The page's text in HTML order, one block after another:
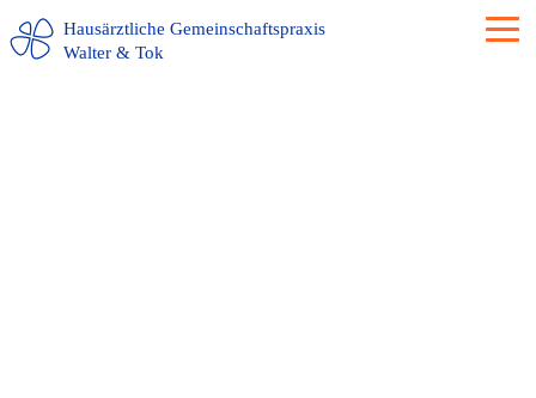
Hausärztliche Gemeinschaftspraxis
Walter & Tok